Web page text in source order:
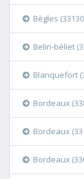
Bègles
Belin-béliet
Blanquefort
Bordeaux
Bordeaux
Bordeaux